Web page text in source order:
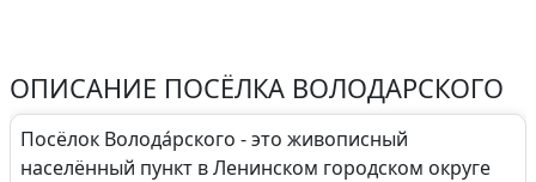
ОПИСАНИЕ ПОСЁЛКА ВОЛОДАРСКОГО
Посёлок Волода́рского - это живописный
населённый пункт в Ленинском городском округе